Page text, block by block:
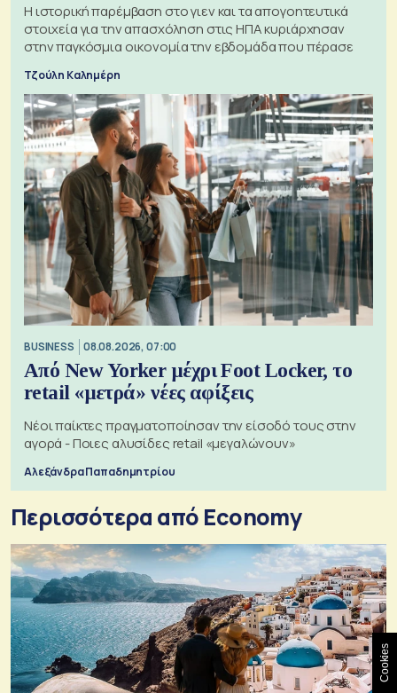
Η ιστορική παρέμβαση στο γιεν και τα απογοητευτικά
στοιχεία για την απασχόληση στις ΗΠΑ κυριάρχησαν
στην παγκόσμια οικονομία την εβδομάδα που πέρασε
Τζούλη Καλημέρη
BUSINESS 08.08.2026, 07:00
Από New Yorker μέχρι Foot Locker, το
retail «μετρά» νέες αφίξεις
Νέοι παίκτες πραγματοποίησαν την είσοδό τους στην
αγορά - Ποιες αλυσίδες retail «μεγαλώνουν»
Αλεξάνδρα Παπαδημητρίου
Περισσότερα από Economy
Cookies